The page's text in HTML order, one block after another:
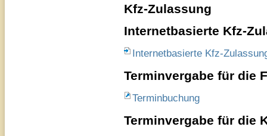
Kfz-Zulassung
Internetbasierte Kfz-
Internetbasierte Kfz-
Terminvergabe für die
Terminbuchung
Terminvergabe für die